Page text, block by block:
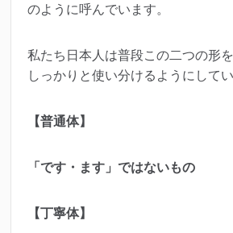
のように呼んでいます。
私たち日本人は普段この二つの形
しっかりと使い分けるようにしてい
【普通体】
「です・ます」ではないもの
【丁寧体】